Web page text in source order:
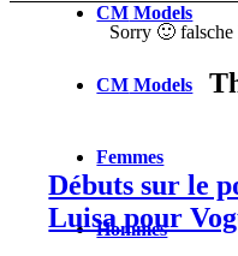
CM Models
CM Models
Femmes
Hommes
Sorry 🙂
Débuts sur le
Luisa pour